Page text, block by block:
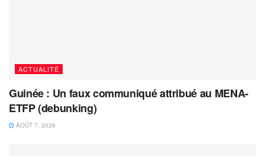
ACTUALITÉ
Guinée : Un faux communiqué attribué au MENA-
ETFP (debunking)
AOÛT 7, 2026